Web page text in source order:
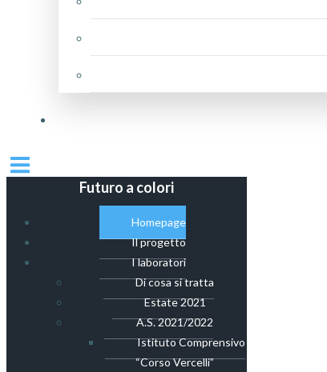
Futuro a colori
Homepage
Il progetto
I laboratori
Di cosa si tratta
Estate 2021
A.S. 2021/2022
Istituto Comprensivo
“Corso Vercelli”